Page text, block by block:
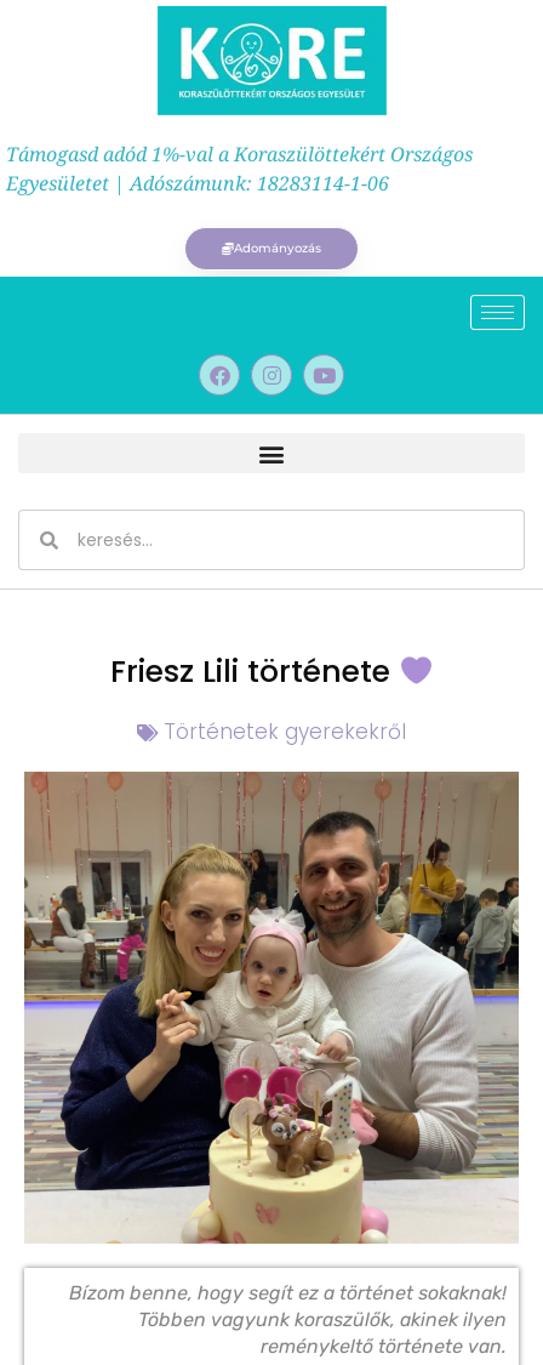
Támogasd adód 1%-val a Koraszülöttekért Országos
Egyesületet | Adószámunk: 18283114-1-06
Adományozás
Friesz Lili története
Történetek gyerekekről
Bízom benne, hogy segít ez a történet sokaknak!
Többen vagyunk koraszülők, akinek ilyen
reménykeltő története van.